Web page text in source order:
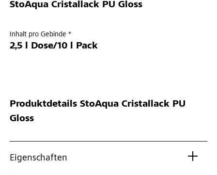
StoAqua Cristallack PU Gloss
Inhalt pro Gebinde *
2,5 l Dose/10 l Pack
Produktdetails StoAqua Cristallack PU
Gloss
Eigenschaften